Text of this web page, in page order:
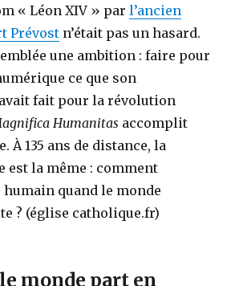
« Léon XIV » parl’ancien
Prévost n’était pas un hasard.
une ambition : faire pour
ce que son
fait pour la révolution
Humanitas accomplit
À 135 ans de distance, la
est la même : comment
humain quand le monde
? (église catholique.fr)
monde part en